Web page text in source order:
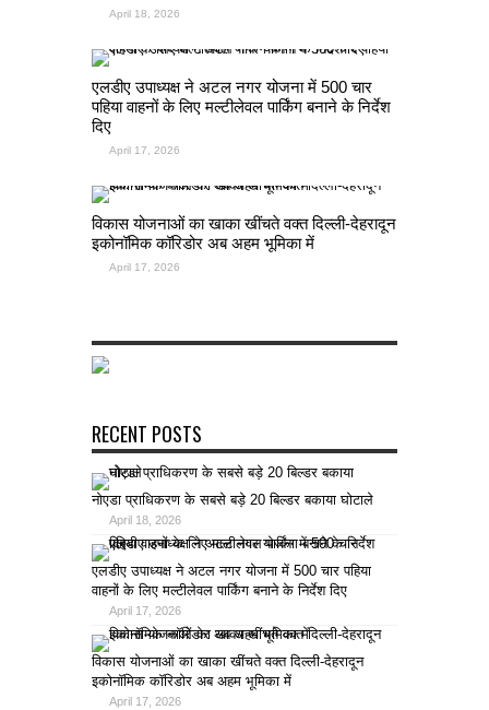
April 18, 2026
एलडीए उपाध्यक्ष ने अटल नगर योजना में 500 चार
पहिया वाहनों के लिए मल्टीलेवल पार्किंग बनाने के निर्देश
दिए
April 17, 2026
विकास योजनाओं का खाका खींचते वक्त दिल्ली-देहरादून
इकोनॉमिक कॉरिडोर अब अहम भूमिका में
April 17, 2026
RECENT POSTS
नोएडा प्राधिकरण के सबसे बड़े 20 बिल्डर बकाया घोटाले
April 18, 2026
एलडीए उपाध्यक्ष ने अटल नगर योजना में 500 चार पहिया
वाहनों के लिए मल्टीलेवल पार्किंग बनाने के निर्देश दिए
April 17, 2026
विकास योजनाओं का खाका खींचते वक्त दिल्ली-देहरादून
इकोनॉमिक कॉरिडोर अब अहम भूमिका में
April 17, 2026